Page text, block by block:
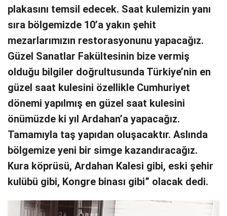
plakasını temsil edecek. Saat kulemizin yanı
sıra bölgemizde 10’a yakın şehit
mezarlarımızın restorasyonunu yapacağız.
Güzel Sanatlar Fakültesinin bize vermiş
olduğu bilgiler doğrultusunda Türkiye’nin en
güzel saat kulesini özellikle Cumhuriyet
dönemi yapılmış en güzel saat kulesini
önümüzde ki yıl Ardahan’a yapacağız.
Tamamıyla taş yapıdan oluşacaktır. Aslında
bölgemize yeni bir simge kazandıracağız.
Kura köprüsü, Ardahan Kalesi gibi, eski şehir
kulübü gibi, Kongre binası gibi” olacak dedi.